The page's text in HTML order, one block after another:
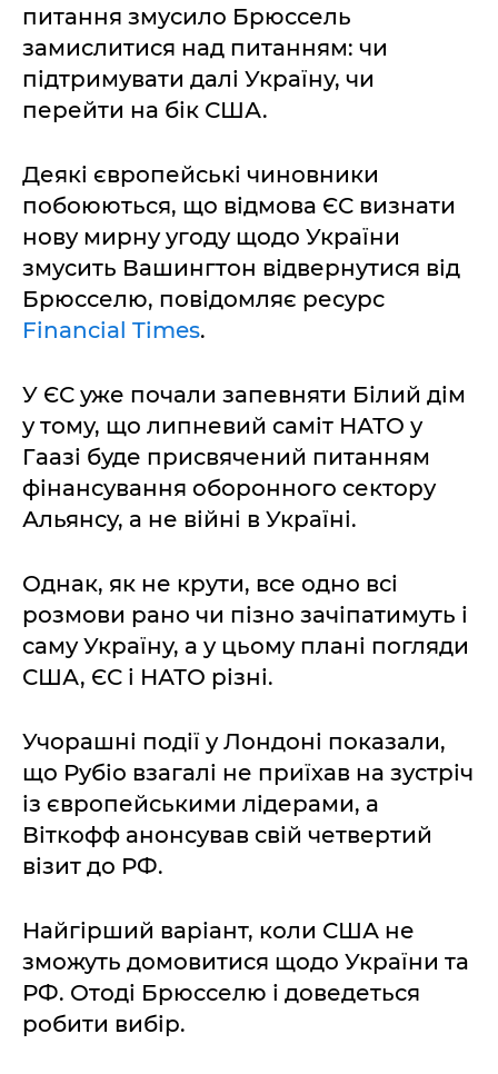
питання змусило Брюссель
замислитися над питанням: чи
підтримувати далі Україну, чи
перейти на бік США.
Деякі європейські чиновники
побоюються, що відмова ЄС визнати
нову мирну угоду щодо України
змусить Вашингтон відвернутися від
Брюсселю, повідомляє ресурс
Financial Times.
У ЄС уже почали запевняти Білий дім
у тому, що липневий саміт НАТО у
Гаазі буде присвячений питанням
фінансування оборонного сектору
Альянсу, а не війні в Україні.
Однак, як не крути, все одно всі
розмови рано чи пізно зачіпатимуть і
саму Україну, а у цьому плані погляди
США, ЄС і НАТО різні.
Учорашні події у Лондоні показали,
що Рубіо взагалі не приїхав на зустріч
із європейськими лідерами, а
Віткофф анонсував свій четвертий
візит до РФ.
Найгірший варіант, коли США не
зможуть домовитися щодо України та
РФ. Отоді Брюсселю і доведеться
робити вибір.